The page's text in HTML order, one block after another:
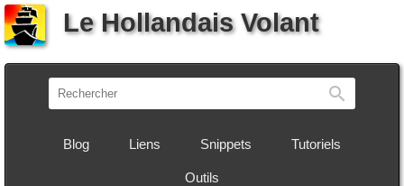
Le Hollandais Volant
Blog Liens Snippets Tutoriels
Outils